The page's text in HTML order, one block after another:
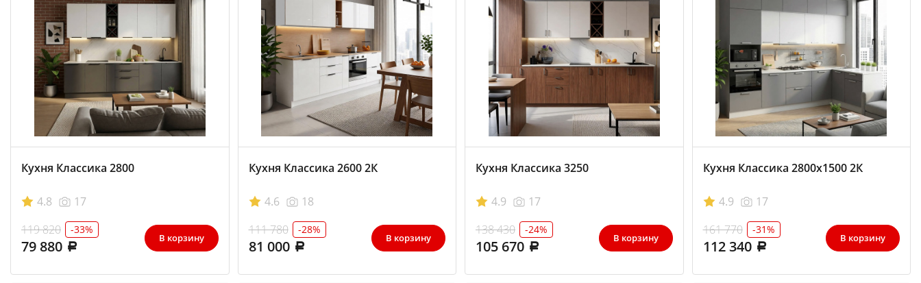
Кухня Классика 2800
4.8
17
119 820
-33%
79 880 В корзину
Кухня Классика 2600 2К
4.6
18
111 780
-28%
81 000 В корзину
Кухня Классика 3250
4.9
17
138 430
-24%
105 670 В корзину
Кухня Классика 2800х1500 2К
4.9
17
161 770
-31%
112 340 В корзину